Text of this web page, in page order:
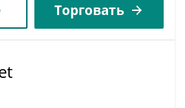
Торговать